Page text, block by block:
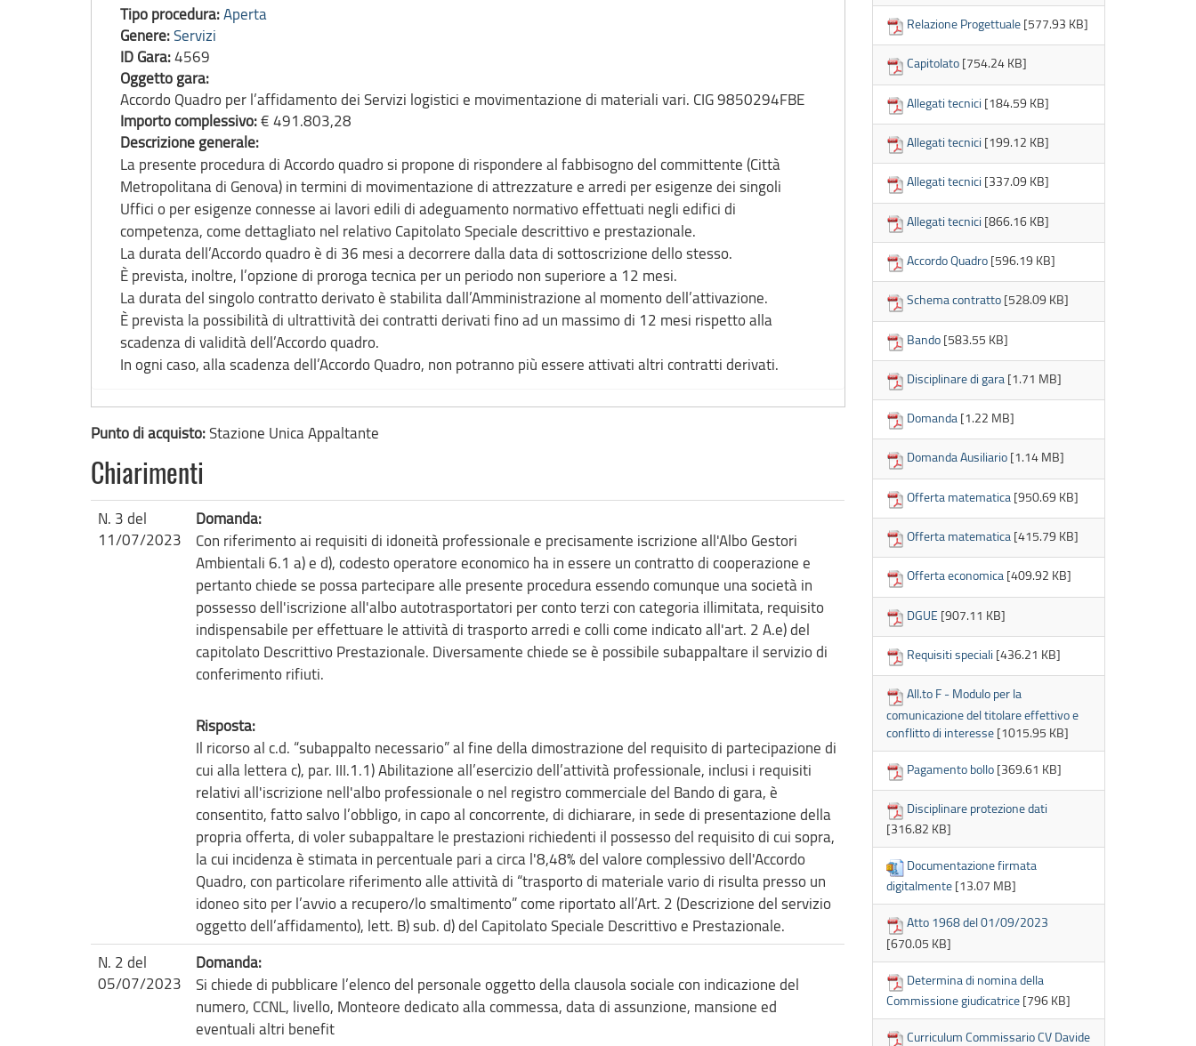
gara
attiva)
Tipo procedura:Aperta
Genere:Servizi
ID Gara:4569
Oggetto gara:
Accordo Quadro per l’affidamento dei Servizi logistici e movimentazione di materiali vari. CIG 9850294FBE
Importo complessivo:€ 491.803,28
Descrizione generale:
La presente procedura di Accordo quadro si propone di rispondere al fabbisogno del committente (Città
Metropolitana di Genova) in termini di movimentazione di attrezzature e arredi per esigenze dei singoli
Uffici o per esigenze connesse ai lavori edili di adeguamento normativo effettuati negli edifici di
competenza, come dettagliato nel relativo Capitolato Speciale descrittivo e prestazionale.
La durata dell’Accordo quadro è di 36 mesi a decorrere dalla data di sottoscrizione dello stesso.
È prevista, inoltre, l’opzione di proroga tecnica per un periodo non superiore a 12 mesi.
La durata del singolo contratto derivato è stabilita dall’Amministrazione al momento dell’attivazione.
È prevista la possibilità di ultrattività dei contratti derivati fino ad un massimo di 12 mesi rispetto alla
scadenza di validità dell’Accordo quadro.
In ogni caso, alla scadenza dell’Accordo Quadro, non potranno più essere attivati altri contratti derivati.
Punto di acquisto:Stazione Unica Appaltante
Chiarimenti
N. 3 del
11/07/2023
Domanda:
Con riferimento ai requisiti di idoneità professionale e precisamente iscrizione all'Albo Gestori
Ambientali 6.1 a) e d), codesto operatore economico ha in essere un contratto di cooperazione e
pertanto chiede se possa partecipare alle presente procedura essendo comunque una società in
possesso dell'iscrizione all'albo autotrasportatori per conto terzi con categoria illimitata, requisito
indispensabile per effettuare le attività di trasporto arredi e colli come indicato all'art. 2 A.e) del
capitolato Descrittivo Prestazionale. Diversamente chiede se è possibile subappaltare il servizio di
conferimento rifiuti.
Risposta:
Il ricorso al c.d. “subappalto necessario” al fine della dimostrazione del requisito di partecipazione di
cui alla lettera c), par. III.1.1) Abilitazione all’esercizio dell’attività professionale, inclusi i requisiti
relativi all'iscrizione nell'albo professionale o nel registro commerciale del Bando di gara, è
consentito, fatto salvo l’obbligo, in capo al concorrente, di dichiarare, in sede di presentazione della
propria offerta, di voler subappaltare le prestazioni richiedenti il possesso del requisito di cui sopra,
la cui incidenza è stimata in percentuale pari a circa l'8,48% del valore complessivo dell'Accordo
Quadro, con particolare riferimento alle attività di “trasporto di materiale vario di risulta presso un
idoneo sito per l’avvio a recupero/lo smaltimento” come riportato all’Art. 2 (Descrizione del servizio
oggetto dell’affidamento), lett. B) sub. d) del Capitolato Speciale Descrittivo e Prestazionale.
N. 2 del
05/07/2023
Domanda:
Si chiede di pubblicare l’elenco del personale oggetto della clausola sociale con indicazione del
numero, CCNL, livello, Monteore dedicato alla commessa, data di assunzione, mansione ed
eventuali altri benefit
Relazione Progettuale [577.93 KB]
Capitolato [754.24 KB]
Allegati tecnici [184.59 KB]
Allegati tecnici [199.12 KB]
Allegati tecnici [337.09 KB]
Allegati tecnici [866.16 KB]
Accordo Quadro [596.19 KB]
Schema contratto [528.09 KB]
Bando [583.55 KB]
Disciplinare di gara [1.71 MB]
Domanda [1.22 MB]
Domanda Ausiliario [1.14 MB]
Offerta matematica [950.69 KB]
Offerta matematica [415.79 KB]
Offerta economica [409.92 KB]
DGUE [907.11 KB]
Requisiti speciali [436.21 KB]
All.to F - Modulo per la
comunicazione del titolare effettivo e
conflitto di interesse [1015.95 KB]
Pagamento bollo [369.61 KB]
Disciplinare protezione dati
[316.82 KB]
Documentazione firmata
digitalmente [13.07 MB]
Atto 1968 del 01/09/2023
[670.05 KB]
Determina di nomina della
Commissione giudicatrice [796 KB]
Curriculum Commissario CV Davide